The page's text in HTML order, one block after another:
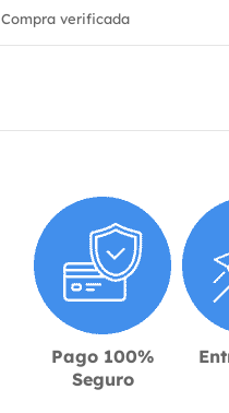
Compra verificada
Pago 100%
Seguro